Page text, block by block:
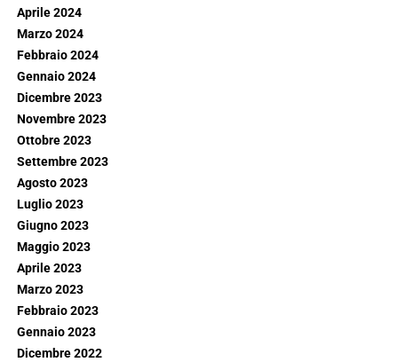
Aprile 2024
Marzo 2024
Febbraio 2024
Gennaio 2024
Dicembre 2023
Novembre 2023
Ottobre 2023
Settembre 2023
Agosto 2023
Luglio 2023
Giugno 2023
Maggio 2023
Aprile 2023
Marzo 2023
Febbraio 2023
Gennaio 2023
Dicembre 2022